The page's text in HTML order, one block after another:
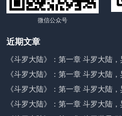
微信公众号
近期文章
《斗罗大陆》：第一章 斗罗大陆，
《斗罗大陆》：第一章 斗罗大陆，
《斗罗大陆》：第一章 斗罗大陆
《斗罗大陆》：第一章 斗罗大陆，